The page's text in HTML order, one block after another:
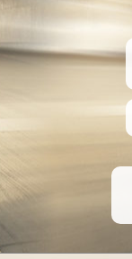
кк